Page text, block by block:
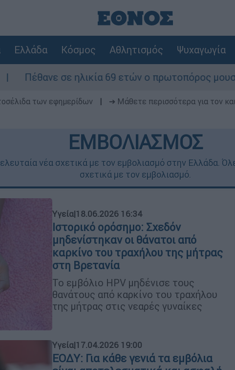
Ελλάδα Κόσμος Αθλητισμός Ψυχαγωγία
69 ετών ο πρωτοπόρος μουσικός
των εφημερίδων ➔ Μάθετε περισσότερα για τον
ΕΜΒΟΛΙΑΣΜΟΣ
νέα σχετικά με τον εμβολιασμό στην Ελλάδα.
σχετικά με τον εμβολιασμό.
Υγεία|18.06.2026 16:34
Ιστορικό ορόσημο: Σχεδόν
μηδενίστηκαν οι θάνατοι από
καρκίνο του τραχήλου της μήτρας
στη Βρετανία
Το εμβόλιο HPV μηδένισε τους
θανάτους από καρκίνο του τραχήλου
της μήτρας στις νεαρές γυναίκες
Υγεία|17.04.2026 19:00
ΕΟΔΥ: Για κάθε γενιά τα εμβόλια